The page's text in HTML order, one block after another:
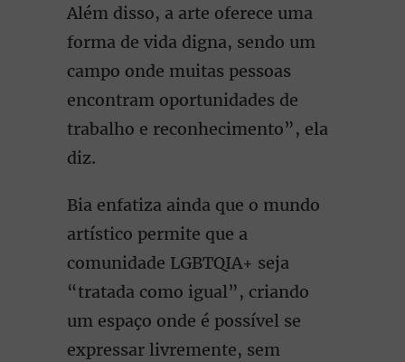
Além disso, a arte oferece uma
forma de vida digna, sendo um
campo onde muitas pessoas
encontram oportunidades de
trabalho e reconhecimento”, ela
diz.
Bia enfatiza ainda que o mundo
artístico permite que a
comunidade LGBTQIA+ seja
“tratada como igual”, criando
um espaço onde é possível se
expressar livremente, sem